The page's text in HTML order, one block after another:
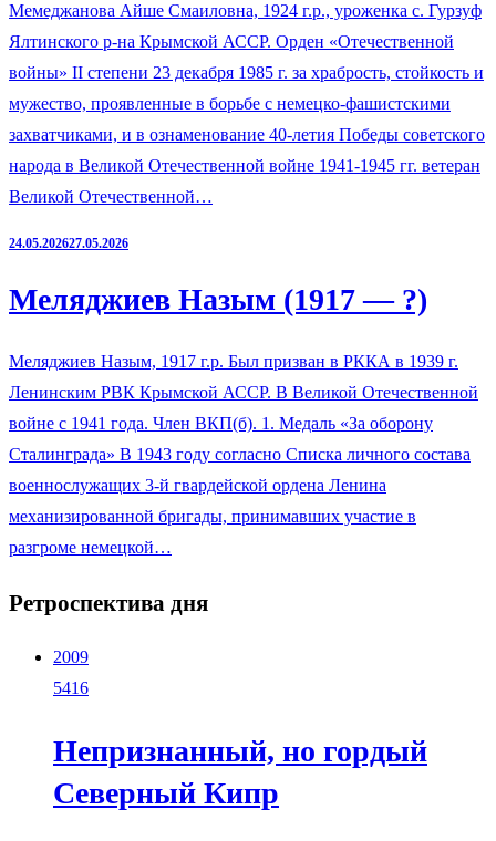
Мемеджанова Айше Смаиловна, 1924 г.р., уроженка с. Гурзуф
Ялтинского р-на Крымской АССР. Орден «Отечественной
войны» II степени 23 декабря 1985 г. за храбрость, стойкость и
мужество, проявленные в борьбе с немецко-фашистскими
захватчиками, и в ознаменование 40-летия Победы советского
народа в Великой Отечественной войне 1941-1945 гг. ветеран
Великой Отечественной…
24.05.202627.05.2026
Меляджиев Назым (1917 — ?)
Меляджиев Назым, 1917 г.р. Был призван в РККА в 1939 г.
Ленинским РВК Крымской АССР. В Великой Отечественной
войне с 1941 года. Член ВКП(б). 1. Медаль «За оборону
Сталинграда» В 1943 году согласно Списка личного состава
военнослужащих 3-й гвардейской ордена Ленина
механизированной бригады, принимавших участие в
разгроме немецкой…
Ретроспектива дня
2009
5416
Непризнанный, но гордый
Северный Кипр